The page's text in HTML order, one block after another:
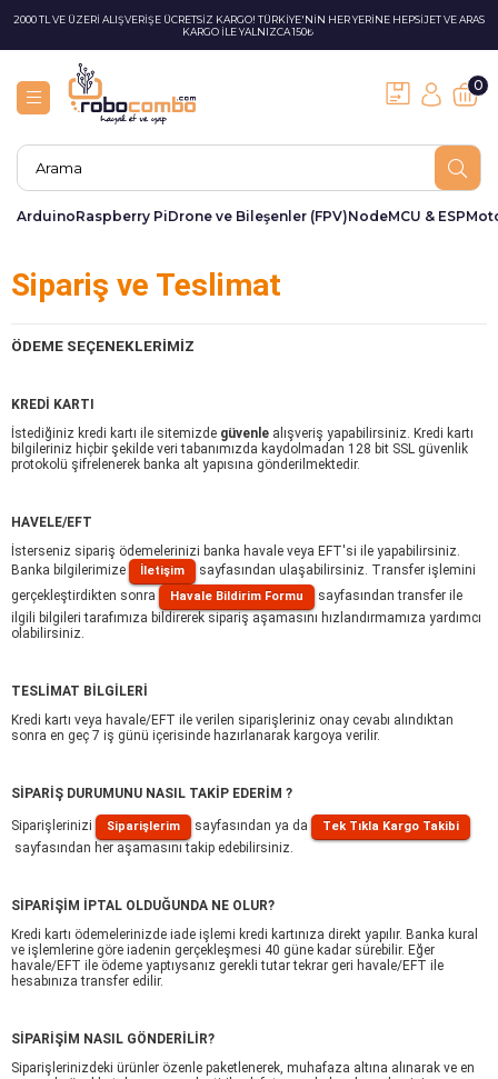
2000 TL VE ÜZERİ ALIŞVERİŞE ÜCRETSİZ KARGO! TÜRKİYE'NİN HER YERİNE HEPSİJET VE ARAS
KARGO İLE YALNIZCA 150₺
0
ArduinoRaspberry PiDrone ve Bileşenler (FPV)NodeMCU & ESP
Sipariş ve Teslimat
ÖDEME SEÇENEKLERİMİZ
KREDİ KARTI
İstediğiniz kredi kartı ile sitemizde güvenle alışveriş yapabilirsiniz. Kredi kartı
bilgileriniz hiçbir şekilde veri tabanımızda kaydolmadan 128 bit SSL güvenlik
protokolü şifrelenerek banka alt yapısına gönderilmektedir.
HAVELE/EFT
İsterseniz sipariş ödemelerinizi banka havale veya EFT'si ile yapabilirsiniz.
Banka bilgilerimize
İletişim
sayfasından ulaşabilirsiniz. Transfer işlemini
gerçekleştirdikten sonra
Havale Bildirim Formu
sayfasından transfer ile
ilgili bilgileri tarafımıza bildirerek sipariş aşamasını hızlandırmamıza yardımcı
olabilirsiniz.
TESLİMAT BİLGİLERİ
Kredi kartı veya havale/EFT ile verilen siparişleriniz onay cevabı alındıktan
sonra en geç 7 iş günü içerisinde hazırlanarak kargoya verilir.
SİPARİŞ DURUMUNU NASIL TAKİP EDERİM ?
Siparişlerinizi Siparişlerim sayfasından ya da Tek Tıkla Kargo Takibi
sayfasından her aşamasını takip edebilirsiniz.
SİPARİŞİM İPTAL OLDUĞUNDA NE OLUR?
Kredi kartı ödemelerinizde iade işlemi kredi kartınıza direkt yapılır. Banka kural
ve işlemlerine göre iadenin gerçekleşmesi 40 güne kadar sürebilir. Eğer
havale/EFT ile ödeme yaptıysanız gerekli tutar tekrar geri havale/EFT ile
hesabınıza transfer edilir.
SİPARİŞİM NASIL GÖNDERİLİR?
Siparişlerinizdeki ürünler özenle paketlenerek, muhafaza altına alınarak ve en